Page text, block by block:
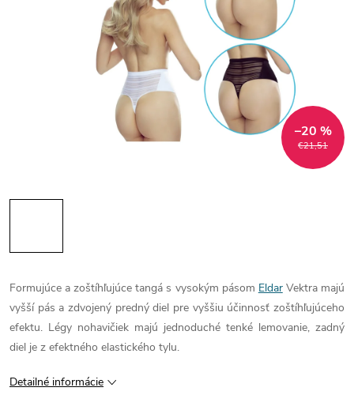
€21,51
–20 %
Formujúce a zoštíhľujúce tangá s vysokým pásom EldarVektra majú
vyšší pás a zdvojený predný diel pre vyššiu účinnosť zoštíhľujúceho
efektu. Légy nohavičiek majú jednoduché tenké lemovanie, zadný
diel je z efektného elastického tylu.
Detailné informácie